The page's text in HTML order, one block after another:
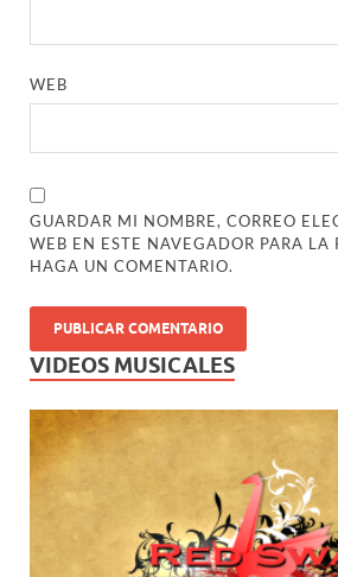
WEB
GUARDAR MI NOMBRE, CORREO
WEB EN ESTE NAVEGADOR PARA LA
HAGA UN COMENTARIO.
VIDEOS MUSICALES